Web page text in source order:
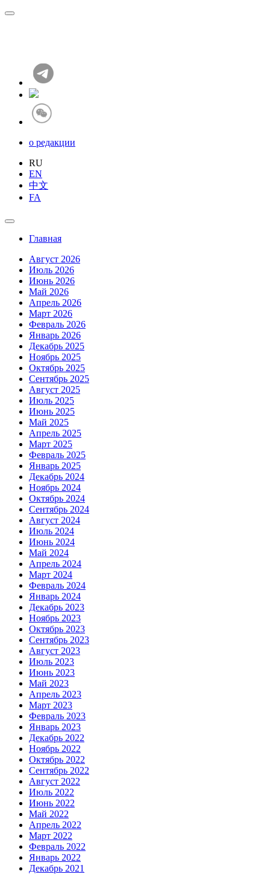
о редакции
RU
EN
中文
FA
Главная
Август 2026
Июль 2026
Июнь 2026
Май 2026
Апрель 2026
Март 2026
Февраль 2026
Январь 2026
Декабрь 2025
Ноябрь 2025
Октябрь 2025
Сентябрь 2025
Август 2025
Июль 2025
Июнь 2025
Май 2025
Апрель 2025
Март 2025
Февраль 2025
Январь 2025
Декабрь 2024
Ноябрь 2024
Октябрь 2024
Сентябрь 2024
Август 2024
Июль 2024
Июнь 2024
Май 2024
Апрель 2024
Март 2024
Февраль 2024
Январь 2024
Декабрь 2023
Ноябрь 2023
Октябрь 2023
Сентябрь 2023
Август 2023
Июль 2023
Июнь 2023
Май 2023
Апрель 2023
Март 2023
Февраль 2023
Январь 2023
Декабрь 2022
Ноябрь 2022
Октябрь 2022
Сентябрь 2022
Август 2022
Июль 2022
Июнь 2022
Май 2022
Апрель 2022
Март 2022
Февраль 2022
Январь 2022
Декабрь 2021